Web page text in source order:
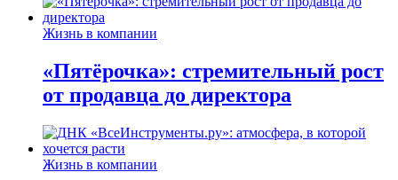
Жизнь в компании
«Пятёрочка»: стремительный рост
от продавца до директора
Жизнь в компании